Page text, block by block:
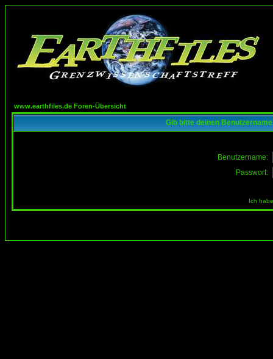
www.earthfiles.de Foren-Übersicht
Gib bitte deinen
Benutzername:
Passwort:
Ich